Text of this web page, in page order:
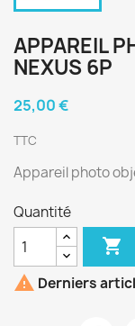
APPAREIL
NEXUS 6P
25,00 €
TTC
Appareil photo
Quantité

 Derniers